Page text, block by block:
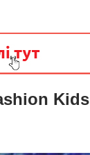
Kids